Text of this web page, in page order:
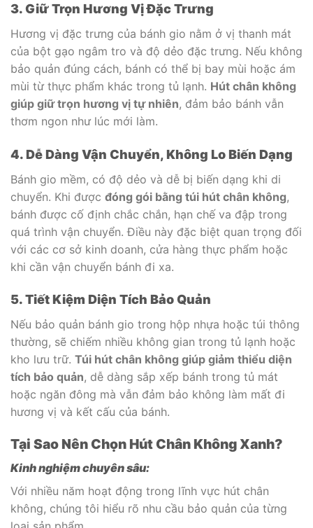
3. Giữ Trọn Hương Vị Đặc Trưng
Hương vị đặc trưng của bánh gio nằm ở vị thanh mát
của bột gạo ngâm tro và độ dẻo đặc trưng. Nếu không
bảo quản đúng cách, bánh có thể bị bay mùi hoặc ám
mùi từ thực phẩm khác trong tủ lạnh. Hút chân không
giúp giữ trọn hương vị tự nhiên, đảm bảo bánh vẫn
thơm ngon như lúc mới làm.
4. Dễ Dàng Vận Chuyển, Không Lo Biến Dạng
Bánh gio mềm, có độ dẻo và dễ bị biến dạng khi di
chuyển. Khi được đóng gói bằng túi hút chân không,
bánh được cố định chắc chắn, hạn chế va đập trong
quá trình vận chuyển. Điều này đặc biệt quan trọng đối
với các cơ sở kinh doanh, cửa hàng thực phẩm hoặc
khi cần vận chuyển bánh đi xa.
5. Tiết Kiệm Diện Tích Bảo Quản
Nếu bảo quản bánh gio trong hộp nhựa hoặc túi thông
thường, sẽ chiếm nhiều không gian trong tủ lạnh hoặc
kho lưu trữ. Túi hút chân không giúp giảm thiểu diện
tích bảo quản, dễ dàng sắp xếp bánh trong tủ mát
hoặc ngăn đông mà vẫn đảm bảo không làm mất đi
hương vị và kết cấu của bánh.
Tại Sao Nên Chọn Hút Chân Không Xanh?
Kinh nghiệm chuyên sâu:
Với nhiều năm hoạt động trong lĩnh vực hút chân
không, chúng tôi hiểu rõ nhu cầu bảo quản của từng